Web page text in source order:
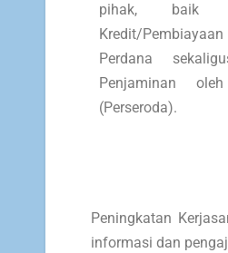
pihak, baik
Kredit/
Perdana
Penjaminan
(Perseroda).
Peningkatan
informasi dan